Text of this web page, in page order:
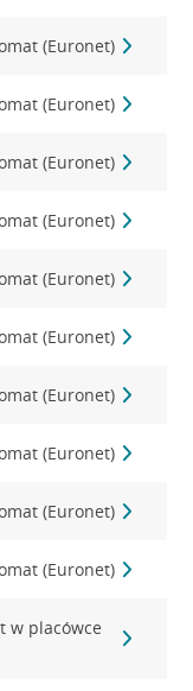
(Euronet)
(Euronet)
(Euronet)
(Euronet)
(Euronet)
(Euronet)
(Euronet)
(Euronet)
(Euronet)
(Euronet)
w placówce